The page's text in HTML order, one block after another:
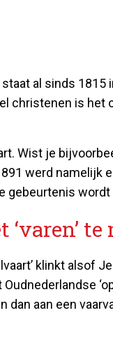
al sinds
christenen is het
Wist je
werd namelijk
gebeurtenis wordt
te
klinkt alsof
dan aan een